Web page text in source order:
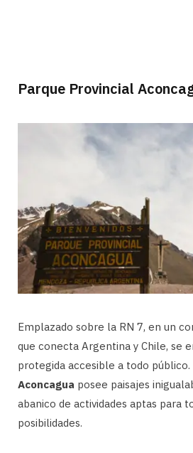
Parque Provincial
Emplazado sobre la RN 7, en un
que conecta Argentina y Chile, se
protegida accesible a todo público.
Aconcagua posee paisajes
abanico de actividades aptas para
posibilidades.